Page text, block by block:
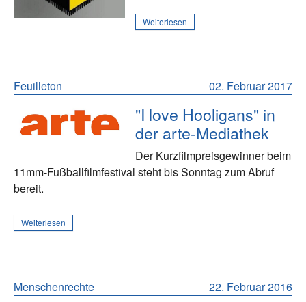
Weiterlesen
02. Februar 2017
Feuilleton
"I love Hooligans" in
der arte-Mediathek
Der Kurzfilmpreisgewinner beim
11mm-Fußballfilmfestival steht bis Sonntag zum Abruf
bereit.
Weiterlesen
22. Februar 2016
Menschenrechte